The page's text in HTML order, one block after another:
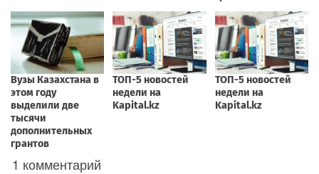
1 комментарий